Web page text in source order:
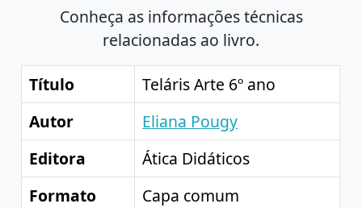
Conheça as informações técnicas
relacionadas ao livro.
Título
Teláris Arte 6º ano
Autor
Eliana Pougy
Editora
Ática Didáticos
Formato
Capa comum